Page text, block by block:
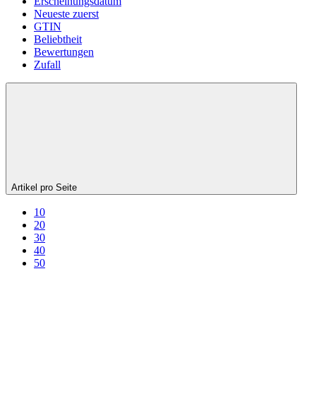
Neueste zuerst
GTIN
Beliebtheit
Bewertungen
Zufall
Artikel pro Seite
10
20
30
40
50